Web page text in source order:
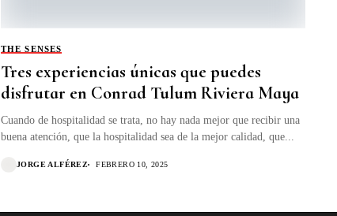
THE SENSES
Tres experiencias únicas que puedes
disfrutar en Conrad Tulum Riviera Maya
Cuando de hospitalidad se trata, no hay nada mejor que recibir una
buena atención, que la hospitalidad sea de la mejor calidad, que...
JORGE ALFÉREZ FEBRERO 10, 2025